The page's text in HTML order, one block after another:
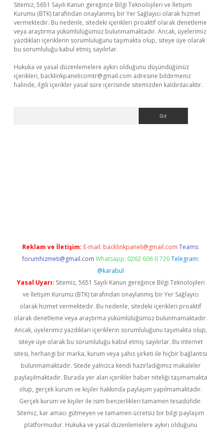
Sitemiz, 5651 Sayılı Kanun gereğince Bilgi Teknolojileri ve İletişim
Kurumu (BTK) tarafından onaylanmış bir Yer Sağlayıcı olarak hizmet
vermektedir. Bu nedenle, sitedeki içerikleri proaktif olarak denetleme
veya araştırma yükümlülüğümüz bulunmamaktadır. Ancak, üyelerimiz
yazdıkları içeriklerin sorumluluğunu taşımakta olup, siteye üye olarak
bu sorumluluğu kabul etmiş sayılırlar.
Hukuka ve yasal düzenlemelere aykırı olduğunu düşündüğünüz
içerikleri, backlinkpanelicomtr@gmail.com adresine bildirmeniz
halinde, ilgili içerikler yasal süre içerisinde sitemizden kaldırılacaktır.
Reklam ve İletişim: E-mail: backlinkpaneli@gmail.com Teams:
forumhizmeti@gmail.com Whatsapp: 0262 606 0 726 Telegram:
@karabul
Yasal Uyarı: Sitemiz, 5651 Sayılı Kanun gereğince Bilgi Teknolojileri
ve İletişim Kurumu (BTK) tarafından onaylanmış bir Yer Sağlayıcı
olarak hizmet vermektedir. Bu nedenle, sitedeki içerikleri proaktif
olarak denetleme veya araştırma yükümlülüğümüz bulunmamaktadır.
Ancak, üyelerimiz yazdıkları içeriklerin sorumluluğunu taşımakta olup,
siteye üye olarak bu sorumluluğu kabul etmiş sayılırlar. Bu internet
sitesi, herhangi bir marka, kurum veya şahıs şirketi ile hiçbir bağlantısı
bulunmamaktadır. Sitede yalnızca kendi hazırladığımız makaleler
paylaşılmaktadır. Burada yer alan içerikler haber niteliği taşımamakta
olup, gerçek kurum ve kişiler hakkında paylaşım yapılmamaktadır.
Gerçek kurum ve kişiler ile isim benzerlikleri tamamen tesadüfidir.
Sitemiz, kar amacı gütmeyen ve tamamen ücretsiz bir bilgi paylaşım
platformudur. Hukuka ve yasal düzenlemelere aykırı olduğunu